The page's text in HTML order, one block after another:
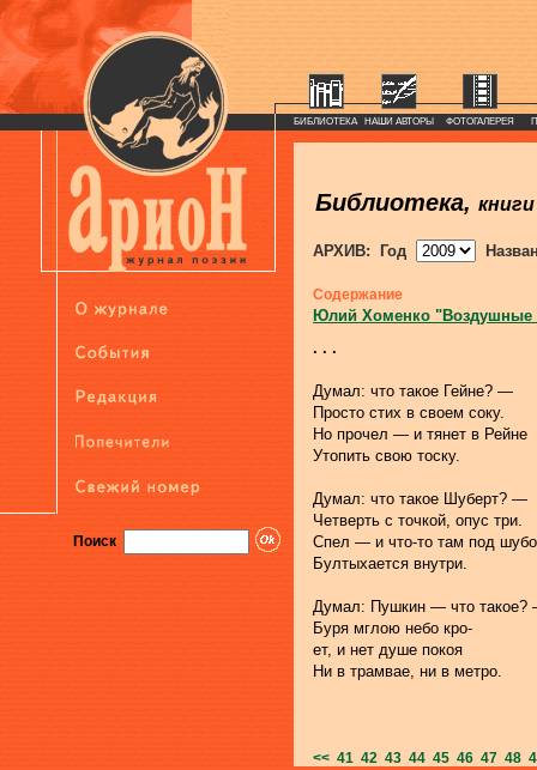
Поиск
БИБЛИОТЕКА НАШИ АВТОРЫ ФОТОГАЛЕРЕЯ
Библиотека, книги
АРХИВ: Год
Содержание
Юлий Хоменко
. . .
Думал: что такое Гейне? —
Просто стих в своем соку.
Но прочел — и тянет в Рейне
Утопить свою тоску.
Думал: что такое Шуберт? —
Четверть с точкой, опус три.
Спел — и что-то там под
Бултыхается внутри.
Думал: Пушкин — что такое?
Буря мглою небо кро-
ет, и нет душе покоя
Ни в трамвае, ни в метро.
<< 41 42 43 44 45 46 47 48